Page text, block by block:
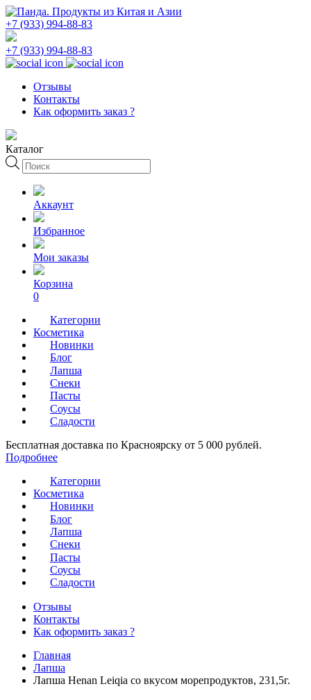
+7 (933) 994-88-83
+7 (933) 994-88-83
Отзывы
Контакты
Как оформить заказ ?
Каталог
Поиск
товаров
Аккаунт
Избранное
Мои заказы
Корзина
0
Категории
Косметика
Новинки
Блог
Лапша
Снеки
Пасты
Соусы
Сладости
Бесплатная доставка по Красноярску от 5 000 рублей.
Подробнее
Категории
Косметика
Новинки
Блог
Лапша
Снеки
Пасты
Соусы
Сладости
Отзывы
Контакты
Как оформить заказ ?
Главная
Лапша
Лапша Henan Leiqia со вкусом морепродуктов, 231,5г.